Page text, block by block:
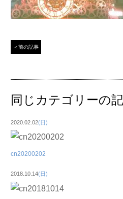
＜前の記事
同じカテゴリーの
2020.02.02(日)
cn20200202
2018.10.14(日)